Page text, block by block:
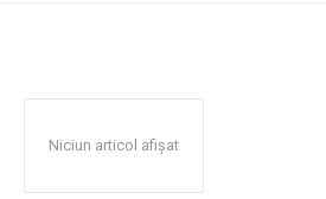
Niciun articol afișat